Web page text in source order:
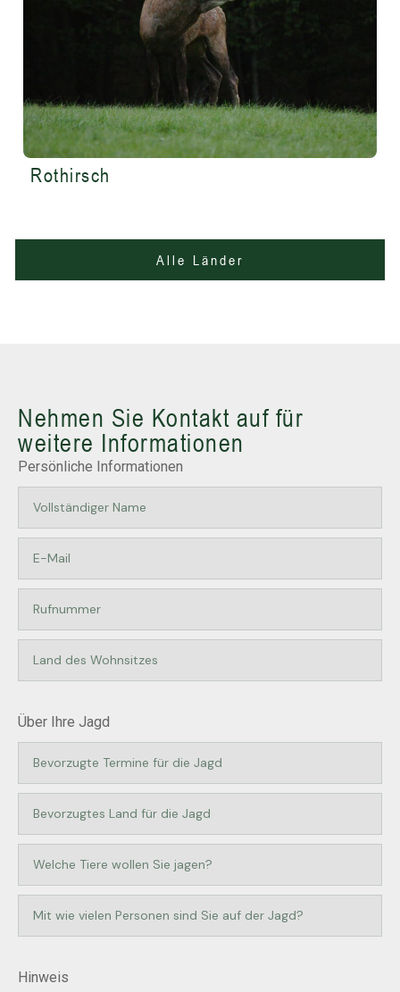
Rothirsch
Alle Länder
Nehmen Sie Kontakt auf für
weitere Informationen
Persönliche Informationen
Über Ihre Jagd
Hinweis